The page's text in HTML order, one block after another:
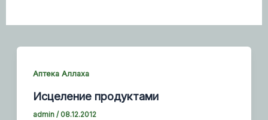
Аптека Аллаха
Исцеление продуктами
admin/ 08.12.2012